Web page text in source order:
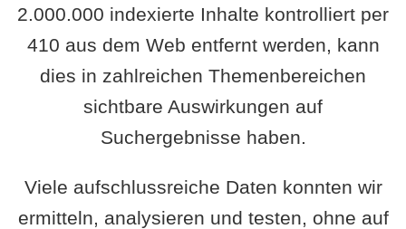
2.000.000 indexierte Inhalte kontrolliert per
410 aus dem Web entfernt werden, kann
dies in zahlreichen Themenbereichen
sichtbare Auswirkungen auf
Suchergebnisse haben.
Viele aufschlussreiche Daten konnten wir
ermitteln, analysieren und testen, ohne auf